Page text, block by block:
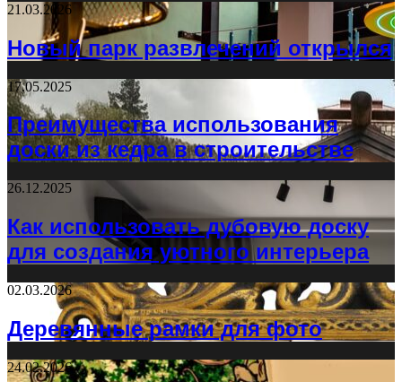
21.03.2026
Новый парк развлечений открылся
17.05.2025
Преимущества использования
доски из кедра в строительстве
26.12.2025
Как использовать дубовую доску
для создания уютного интерьера
02.03.2026
Деревянные рамки для фото
24.02.2026